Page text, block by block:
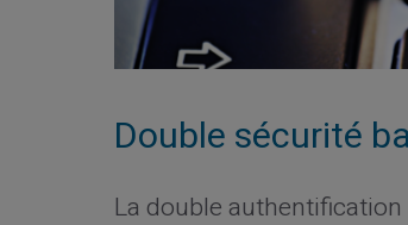
Double sécurité
La double